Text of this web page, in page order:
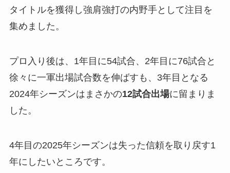
タイトルを獲得し強肩強打の内野手として注目を
集めました。
プロ入り後は、1年目に54試合、2年目に76試合と
徐々に一軍出場試合数を伸ばすも、3年目となる
2024年シーズンはまさかの12試合出場に留まりま
した。
4年目の2025年シーズンは失った信頼を取り戻す1
年にしたいところです。